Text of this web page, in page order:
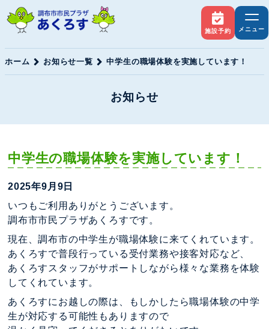
施設予約 メニュー
ホーム お知らせ一覧 中学生の職場体験を実施しています！
お知らせ
中学生の職場体験を実施しています！
2025年9月9日
いつもご利用ありがとうございます。
調布市市民プラザあくろすです。
現在、調布市の中学生が職場体験に来てくれています。
あくろすで普段行っている受付業務や接客対応など、
あくろすスタッフがサポートしながら様々な業務を体験
してくれています。
あくろすにお越しの際は、もしかしたら職場体験の中学
生が対応する可能性もありますので